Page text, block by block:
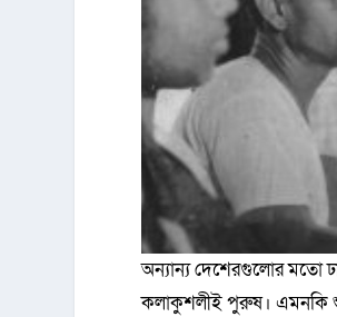
অন্যান্য দেশেরগুলোর মতো
কলাকুশলীই পুরুষ। এমনকি